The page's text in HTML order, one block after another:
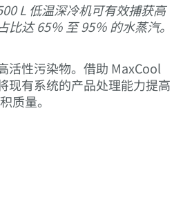
L 低温深冷机可有效捕获高
达 65％ 至 95％ 的水蒸汽。
活性污染物。借助 MaxCool
现有系统的产品处理能力提高
质量。